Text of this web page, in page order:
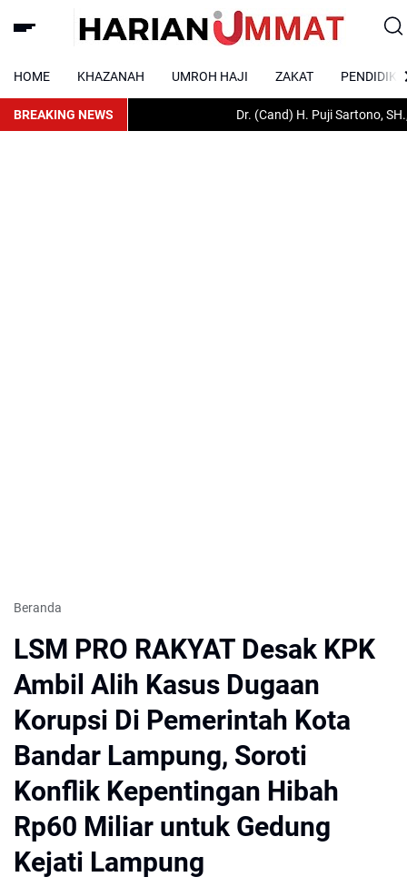
HOME KHAZANAH UMROH HAJI ZAKAT
BREAKING NEWS Dr. (Cand) H. Puji Sartono, SH.,
Beranda
LSM PRO RAKYAT Desak KPK
Ambil Alih Kasus Dugaan
Korupsi Di Pemerintah Kota
Bandar Lampung, Soroti
Konflik Kepentingan Hibah
Rp60 Miliar untuk Gedung
Kejati Lampung